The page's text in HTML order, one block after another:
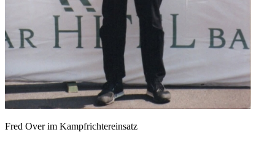
Fred Over im Kampfrichtereinsatz